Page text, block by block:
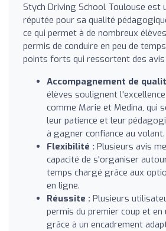
Stych Driving School Toulouse est
réputée pour sa qualité
ce qui permet à de nombreux
permis de conduire en peu de
points forts qui ressortent des
Accompagnement de
élèves soulignent
comme Marie et Medina, qui
leur patience et leur
à gagner confiance au volant.
Flexibilité : Plusieurs avis
capacité de s'organiser
temps chargé grâce aux
en ligne.
Réussite : Plusieurs
permis du premier coup et
grâce à un encadrement